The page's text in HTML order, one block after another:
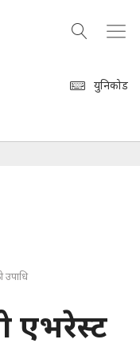
युनिकोड
उपाधि
एभरेस्ट